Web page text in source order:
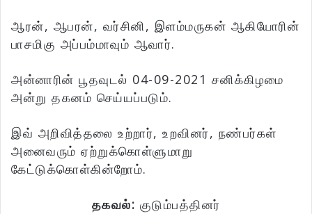
ஆரன், ஆபரன், வர்சினி, இளம்மருகன் ஆகியோரின்
பாசமிகு அப்பம்மாவும் ஆவார்.
அன்னாரின் பூதவுடல் 04-09-2021 சனிக்கிழமை
அன்று தகனம் செய்யப்படும்.
இவ் அறிவித்தலை உற்றார், உறவினர், நண்பர்கள்
அனைவரும் ஏற்றுக்கொள்ளுமாறு
கேட்டுக்கொள்கின்றோம்.
தகவல்: குடும்பத்தினர்